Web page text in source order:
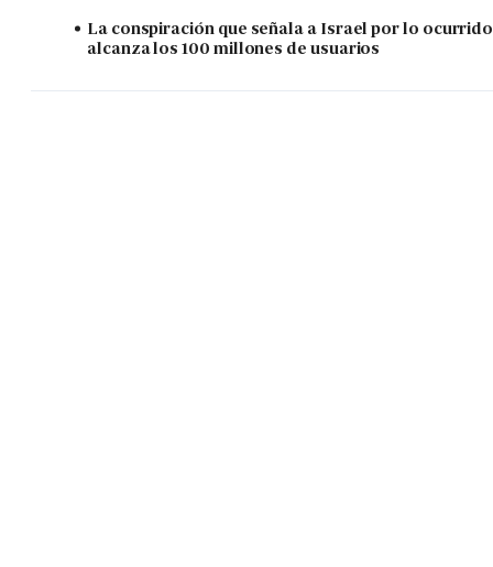
La conspiración que señala a Israel por lo ocurrido
alcanza los 100 millones de usuarios